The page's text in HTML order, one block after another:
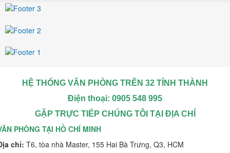
HỆ THỐNG VĂN PHÒNG TRÊN 32 TỈNH THÀNH
Điện thoại: 0905 548 995
GẶP TRỰC TIẾP CHÚNG TÔI TẠI ĐỊA CHỈ
PHÒNG TẠI HỒ CHÍ MINH
chỉ: T6, tòa nhà Master, 155 Hai Bà Trưng, Q3, HCM